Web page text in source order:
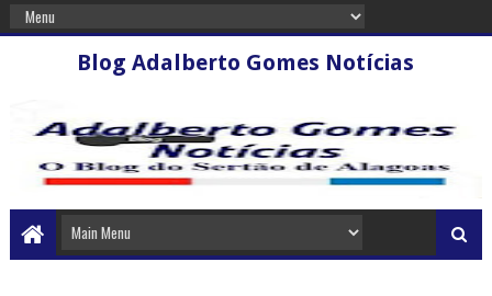
Blog Adalberto Gomes Notícias